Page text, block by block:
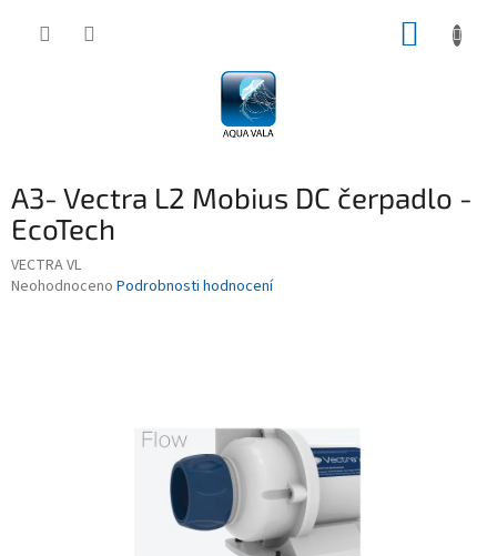
A3- Vectra L2 Mobius DC čerpadlo -
EcoTech
VECTRA VL
Průměrné
Neohodnoceno Podrobnosti hodnocení